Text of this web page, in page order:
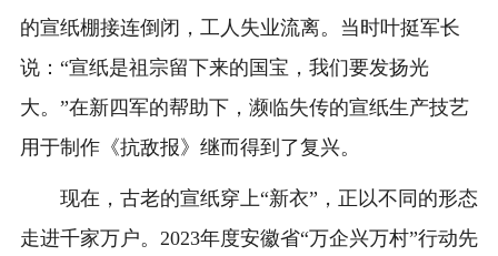
的宣纸棚接连倒闭，工人失业流离。当时叶挺军长
说：“宣纸是祖宗留下来的国宝，我们要发扬光
大。”在新四军的帮助下，濒临失传的宣纸生产技艺
用于制作《抗敌报》继而得到了复兴。
现在，古老的宣纸穿上“新衣”，正以不同的形态
走进千家万户。2023年度安徽省“万企兴万村”行动先